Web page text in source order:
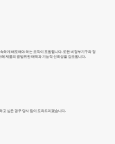
하게 배포해야 하는 조직이 포함됩니다. 또한 비정부기구와 정
제품의 광범위한 매력과 기능적 신뢰성을 강조합니다.
고 싶은 경우 당사 팀이 도와드리겠습니다.